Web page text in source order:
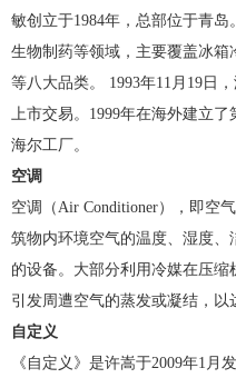
敏创立于1984年，总部位于青岛
生物制药等领域，主要覆盖冰
等八大品类。 1993年11月19日
上市交易。1999年在海外建立
海尔工厂。
空调
空调（Air Conditioner），即空
筑物内环境空气的温度、湿度、
的设备。大部分利用冷媒在压
引发周遭空气的蒸发或凝结，以
自定义
《自定义》是许嵩于2009年1